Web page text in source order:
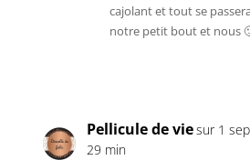
cajolant et tout se
notre petit bout et nous
Pellicule de viesur 1
29 min